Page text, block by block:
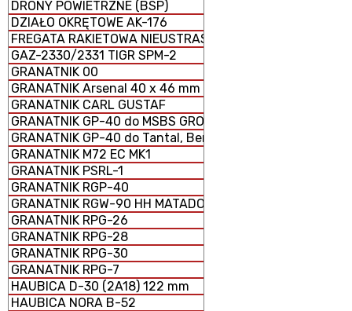
DRONY POWIETRZNE (BSP)
DZIAŁO OKRĘTOWE AK-176
FREGATA RAKIETOWA NIEUSTRASZYMYJ
GAZ-2330/2331 TIGR SPM-2
GRANATNIK 00
GRANATNIK Arsenal 40 x 46 mm
GRANATNIK CARL GUSTAF
GRANATNIK GP-40 do MSBS GROT
GRANATNIK GP-40 do Tantal, Beryl, AKM i GS-40
GRANATNIK M72 EC MK1
GRANATNIK PSRL-1
GRANATNIK RGP-40
GRANATNIK RGW-90 HH MATADOR
GRANATNIK RPG-26
GRANATNIK RPG-28
GRANATNIK RPG-30
GRANATNIK RPG-7
HAUBICA D-30 (2A18) 122 mm
HAUBICA NORA B-52